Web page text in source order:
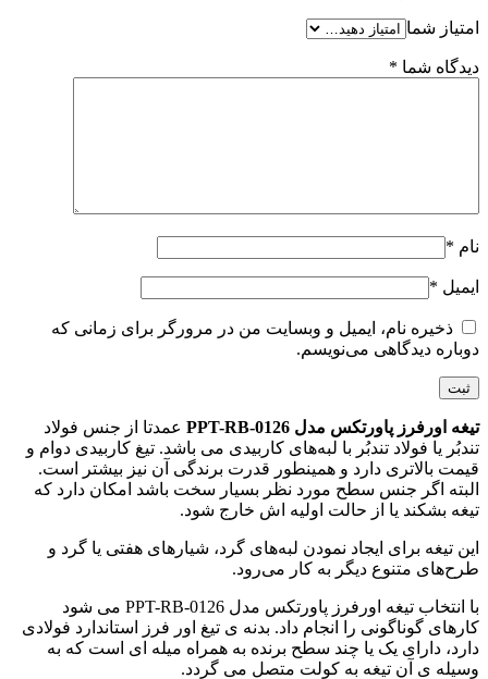
امتیاز شما
دیدگاه شما *
نام *
ایمیل *
ذخیره نام، ایمیل و وبسایت من در مرورگر برای زمانی که
دوباره دیدگاهی می‌نویسم.
تیغه اورفرز پاورتکس مدل PPT-RB-0126
عمدتا از جنس فولاد
تندبُر یا فولاد تندبُر با لبه‌های کاربیدی می باشد. تیغ کاربیدی دوام و
قیمت بالاتری دارد و همینطور قدرت برندگی آن نیز بیشتر است.
البته اگر جنس سطح مورد نظر بسیار سخت باشد امکان دارد که
تیغه بشکند یا از حالت اولیه اش خارج شود.
این تیغه برای ایجاد نمودن لبه‌های گرد، شیارهای هفتی یا گرد و
طرح‌های متنوع دیگر به کار می‌رود.
با انتخاب تیغه اورفرز پاورتکس مدل PPT-RB-0126 می شود
کارهای گوناگونی را انجام داد. بدنه ی تیغ اور فرز استاندارد فولادی
دارد، دارای یک یا چند سطح برنده به همراه میله ‌ای است که به
وسیله ی آن تیغه به کولت متصل می گردد.